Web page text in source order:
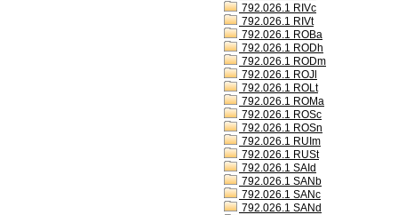
792.026.1 RIVc
792.026.1 RIVt
792.026.1 ROBa
792.026.1 RODh
792.026.1 RODm
792.026.1 ROJl
792.026.1 ROLt
792.026.1 ROMa
792.026.1 ROSc
792.026.1 ROSn
792.026.1 RUIm
792.026.1 RUSt
792.026.1 SAId
792.026.1 SANb
792.026.1 SANc
792.026.1 SANd